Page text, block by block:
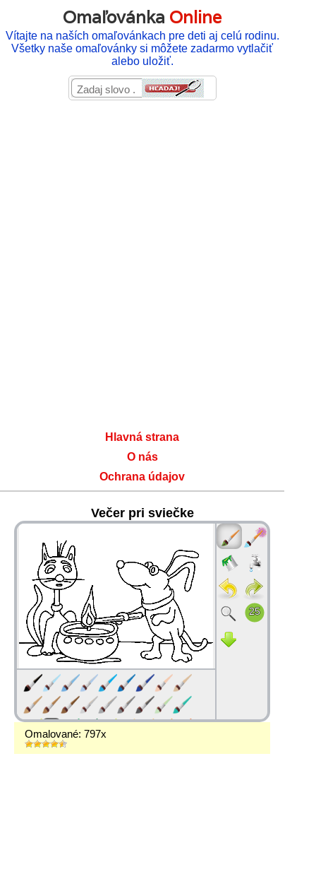
Omaľovánka Online
Vítajte na naších omaľovánkach pre deti aj celú rodinu.
Všetky naše omaľovánky si môžete zadarmo vytlačiť
alebo uložiť.
Hlavná strana
O nás
Ochrana údajov
Večer pri sviečke
Omalované: 797x